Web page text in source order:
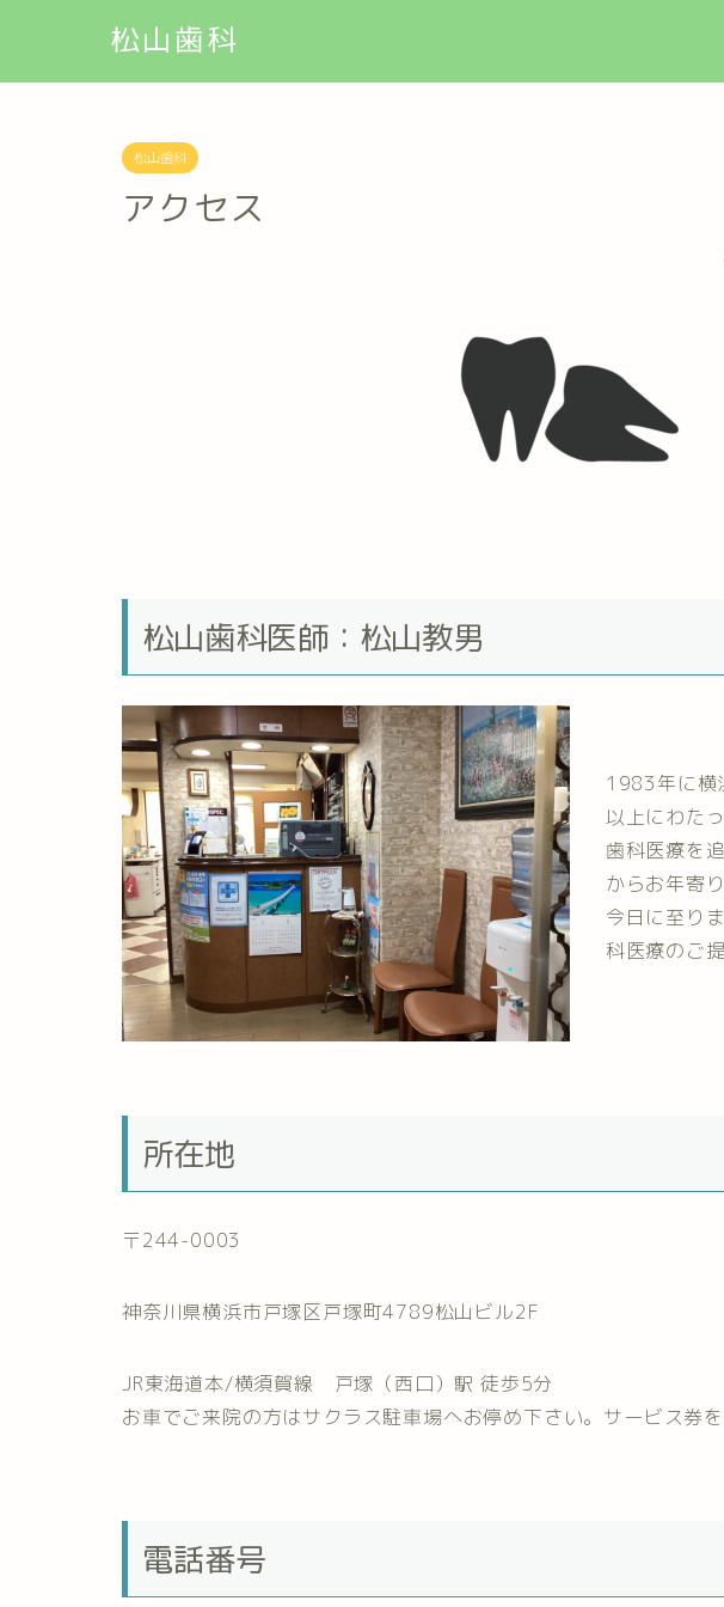
松山歯科
松山歯科
アクセス
松山歯科医師：松山教男
1983年に横
以上にわた
歯科医療を
からお年寄
今日に至り
科医療のご
所在地
〒244-0003
神奈川県横浜市戸塚区戸塚町4789松山ビル2F
JR東海道本/横須賀線 戸塚（西口）駅 徒歩5分
お車でご来院の方はサクラス駐車場へお停め下さい。サービス券を
電話番号